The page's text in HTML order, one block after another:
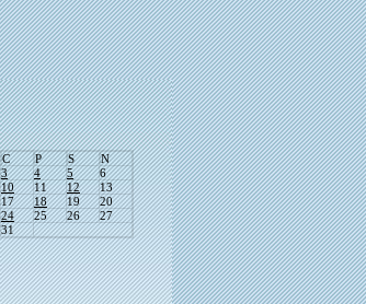
C P S
N
3 4 5
6
10 11 12
13
17 18 19
20
24 25 26
27
31